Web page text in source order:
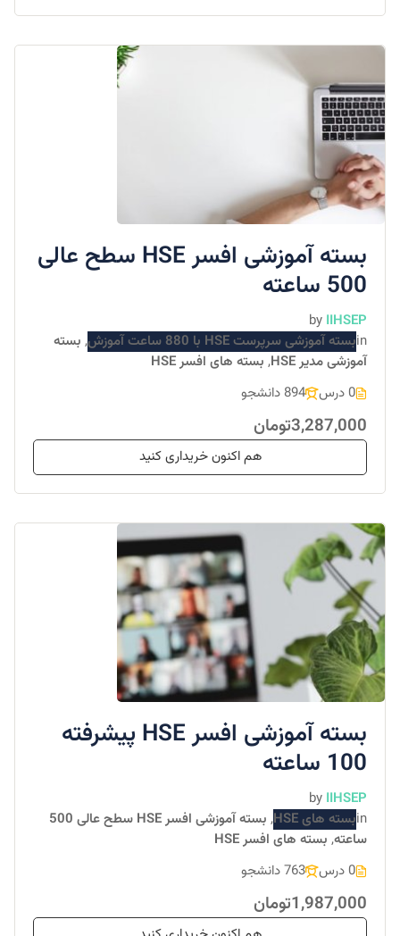
بسته آموزشی افسر HSE سطح عالی
500 ساعته
by IIHSEP
inبسته آموزشی سرپرست HSE با 880 ساعت آموزش , بسته
آموزشی مدیر HSE
, بسته های افسر HSE
0 درس
894 دانشجو
3,287,000تومان
هم اکنون خریداری کنید
بسته آموزشی افسر HSE پیشرفته
100 ساعته
by IIHSEP
inبسته های HSE ,
بسته آموزشی افسر HSE سطح عالی 500
ساعته, بسته های افسر HSE
0 درس
763 دانشجو
1,987,000تومان